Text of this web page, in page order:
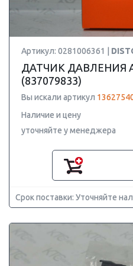
Артикул: 0281006361 |
ДАТЧИК ДАВЛЕНИЯ
(837079833)
Вы искали артикул
Наличие и цену
уточняйте у менеджера
Срок поставки: Уточняйте